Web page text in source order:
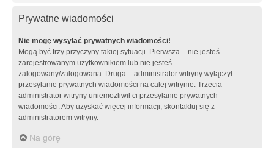
Prywatne wiadomości
Nie mogę wysyłać prywatnych wiadomości!
Mogą być trzy przyczyny takiej sytuacji. Pierwsza – nie jesteś
zarejestrowanym użytkownikiem lub nie jesteś
zalogowany/zalogowana. Druga – administrator witryny wyłączył
przesyłanie prywatnych wiadomości na całej witrynie. Trzecia –
administrator witryny uniemożliwił ci przesyłanie prywatnych
wiadomości. Aby uzyskać więcej informacji, skontaktuj się z
administratorem witryny.
Na górę